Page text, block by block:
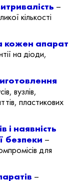
–
кількості
кожен апарат
на діоди,
вузлів,
пластикових
і наявність
безпеки –
для
–